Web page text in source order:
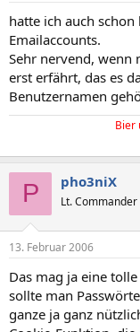
hatte ich auch
Emailaccounts.
Sehr nervend, wenn
erst erfährt, das es
Benutzernamen
Bier
P pho3niX
Lt. Commander
13. Februar 2006
Das mag ja eine
sollte man
ganze ja ganz